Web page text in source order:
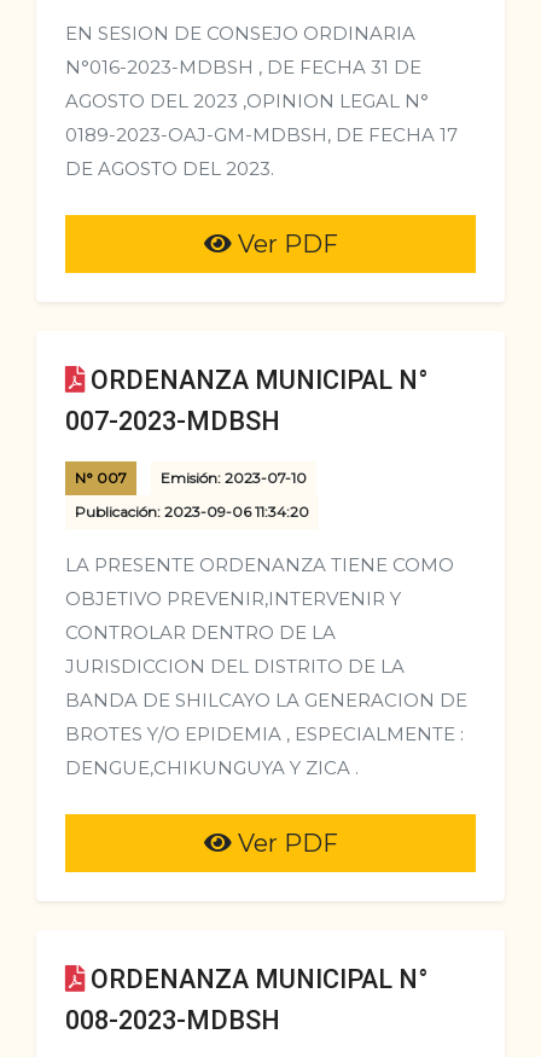
EN SESION DE CONSEJO ORDINARIA
N°016-2023-MDBSH , DE FECHA 31 DE
AGOSTO DEL 2023 ,OPINION LEGAL N°
0189-2023-OAJ-GM-MDBSH, DE FECHA 17
DE AGOSTO DEL 2023.
Ver PDF
ORDENANZA MUNICIPAL N°
007-2023-MDBSH
N° 007
Emisión: 2023-07-10
Publicación: 2023-09-06 11:34:20
LA PRESENTE ORDENANZA TIENE COMO
OBJETIVO PREVENIR,INTERVENIR Y
CONTROLAR DENTRO DE LA
JURISDICCION DEL DISTRITO DE LA
BANDA DE SHILCAYO LA GENERACION DE
BROTES Y/O EPIDEMIA , ESPECIALMENTE :
DENGUE,CHIKUNGUYA Y ZICA .
Ver PDF
ORDENANZA MUNICIPAL N°
008-2023-MDBSH